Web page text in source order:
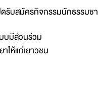
บสมัครกิจกรรมนักธรรมชา
บบมีส่วนร่วม
ให้แก่เยาวชน